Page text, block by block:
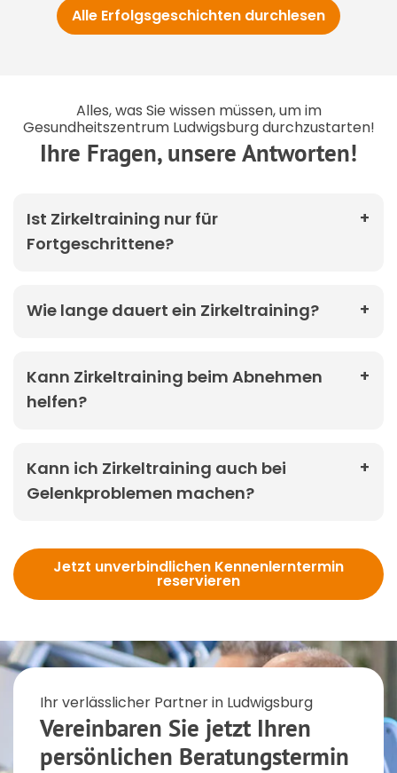
Alle Erfolgsgeschichten durchlesen
Ihre Fragen, unsere Antworten!
Alles, was Sie wissen müssen, um im
Gesundheitszentrum Ludwigsburg durchzustarten!
Ist Zirkeltraining nur für
Fortgeschrittene?
Wie lange dauert ein Zirkeltraining?
Kann Zirkeltraining beim Abnehmen
helfen?
Kann ich Zirkeltraining auch bei
Gelenkproblemen machen?
Jetzt unverbindlichen Kennenlerntermin
reservieren
Vereinbaren Sie jetzt Ihren
persönlichen Beratungstermin
Ihr verlässlicher Partner in Ludwigsburg